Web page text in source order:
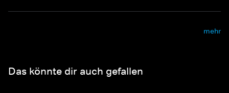
mehr
Das könnte dir auch gefallen